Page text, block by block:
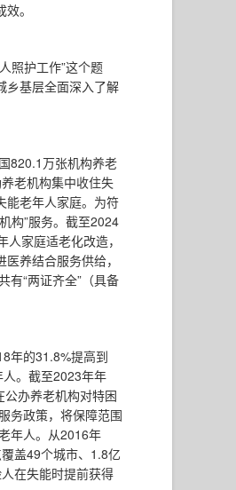
。
照护工作”这个题
乡基层全面深入了解
820.1万张机构养老
老机构集中收住失
能老年人家庭。为符
构”服务。截至2024
家庭适老化改造，
养结合服务供给，
有“两证齐全”（具备
年的31.8%提高到
。截至2023年年
办养老机构对特困
务政策，将保障范围
年人。从2016年
盖49个城市、1.8亿
在失能时提前获得